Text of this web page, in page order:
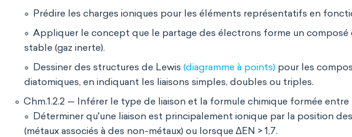
Prédire les charges ioniques pour les éléments représentatifs en
Appliquer le concept que le partage des électrons forme un composé
stable (gaz inerte).
Dessiner des structures de Lewis (diagramme à points) pour les
diatomiques, en indiquant les liaisons simples, doubles ou triples.
Chm.1.2.2 — Inférer le type de liaison et la formule chimique formée entre
Déterminer qu'une liaison est principalement ionique par la position
(métaux associés à des non-métaux) ou lorsque ∆EN > 1,7.